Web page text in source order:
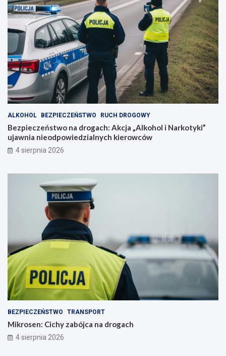
ALKOHOL BEZPIECZEŃSTWO RUCH DROGOWY
Bezpieczeństwo na drogach: Akcja „Alkohol i Narkotyki”
ujawnia nieodpowiedzialnych kierowców
4 sierpnia 2026
BEZPIECZEŃSTWO TRANSPORT
Mikrosen: Cichy zabójca na drogach
4 sierpnia 2026